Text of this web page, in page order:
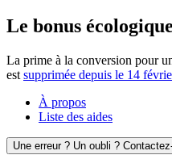
Le bonus
La prime à la conversion pour
est supprimée depuis le 14
À propos
Liste des aides
Une erreur ? Un oubli ?